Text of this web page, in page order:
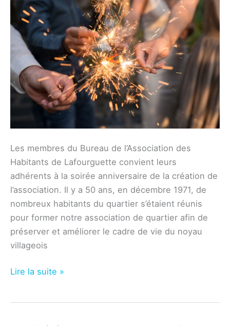
Les membres du Bureau de l’Association des
Habitants de Lafourguette convient leurs
adhérents à la soirée anniversaire de la création de
l’association. Il y a 50 ans, en décembre 1971, de
nombreux habitants du quartier s’étaient réunis
pour former notre association de quartier afin de
préserver et améliorer le cadre de vie du noyau
villageois
Association
Lire la suite »